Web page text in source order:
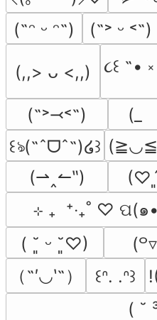
(˶ᵔ ᵕ ᵔ˶)
(˶˃ ᵕ ˂˶)
(,,> ᴗ <,,) ૮꒰ ˶•
(˶˃⤙˂˶) (_
꒰ঌ(˶ˆᗜˆ˵)໒꒱
(⇀‸↼‶)
(♡ˊ͈
⊹ ₊  ⁺‧₊˚ ♡ ପ(๑
( ˘͈ ᵕ ˘͈♡)
（˶′◡‵˶）
꒰ᐢ. .ᐢ꒱
( ˘